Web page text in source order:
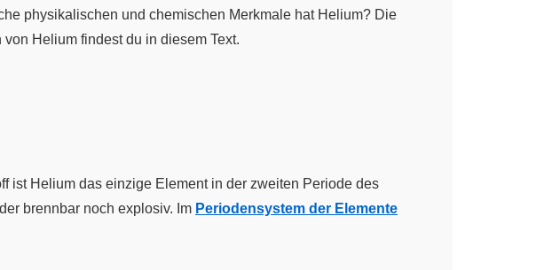
physikalischen und chemischen Merkmale hat Helium? Die
Helium findest du in diesem Text.
ist Helium das einzige Element in der zweiten Periode des
brennbar noch explosiv. Im Periodensystem der Elemente